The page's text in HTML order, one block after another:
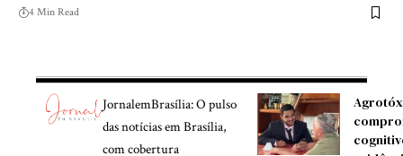
4 Min Read
JornalemBrasília: O pulso
das notícias em Brasília,
com cobertura